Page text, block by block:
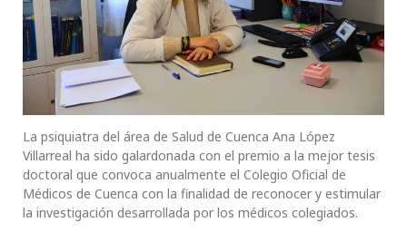
La psiquiatra del área de Salud de Cuenca Ana López
Villarreal ha sido galardonada con el premio a la mejor tesis
doctoral que convoca anualmente el Colegio Oficial de
Médicos de Cuenca con la finalidad de reconocer y estimular
la investigación desarrollada por los médicos colegiados.